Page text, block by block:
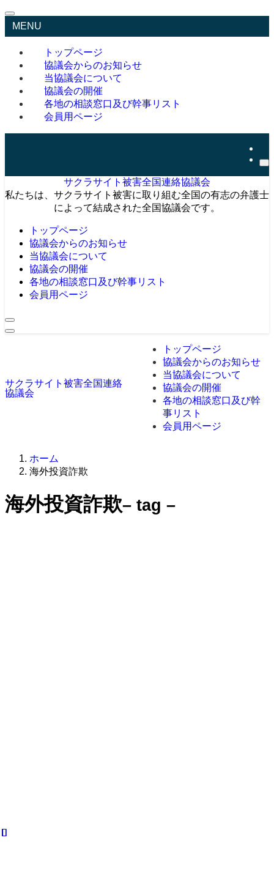
MENU
トップページ
協議会からのお知らせ
当協議会について
協議会の開催
各地の相談窓口及び幹事リスト
会員用ページ
サクラサイト被害全国連絡協議会
私たちは、サクラサイト被害に取り組む全国の有志の弁護士
によって結成された全国協議会です。
トップページ
協議会からのお知らせ
当協議会について
協議会の開催
各地の相談窓口及び幹事リスト
会員用ページ
サクラサイト被害全国連絡
協議会
トップページ
協議会からのお知らせ
当協議会について
協議会の開催
各地の相談窓口及び幹
事リスト
会員用ページ
ホーム
海外投資詐欺
海外投資詐欺– tag –